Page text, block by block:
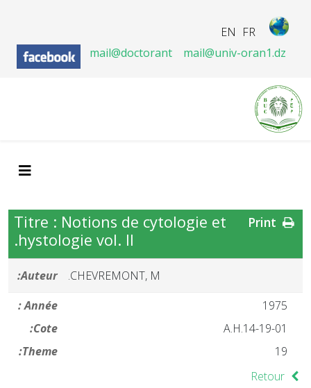
FR
EN
mail@doctorant
mail@univ-oran1.dz
Titre : Notions de cytologie et
hystologie vol. II.
Auteur:
CHEVREMONT, M.
Année :
1975
Cote:
19-01-A.H.14
Theme:
19
Retour